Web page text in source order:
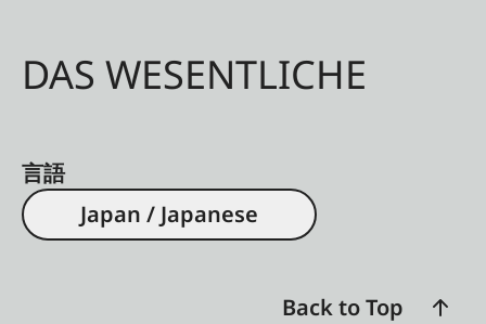
DAS WESENTLICHE
言語
Japan / Japanese
Back to Top